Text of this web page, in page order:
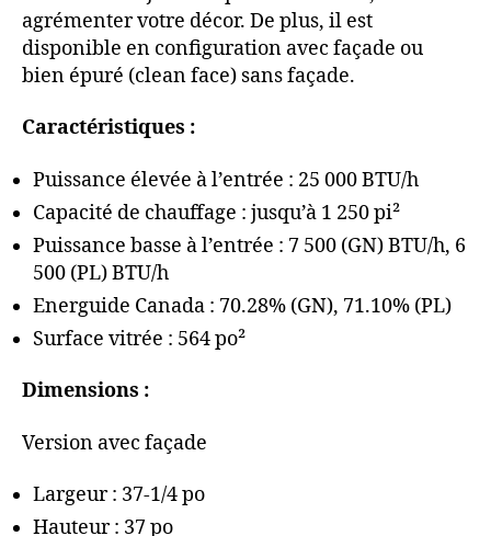
agrémenter votre décor. De plus, il est
disponible en configuration avec façade ou
bien épuré (clean face) sans façade.
Caractéristiques :
Puissance élevée à l’entrée : 25 000 BTU/h
Capacité de chauffage : jusqu’à 1 250 pi²
Puissance basse à l’entrée : 7 500 (GN) BTU/h, 6
500 (PL) BTU/h
Energuide Canada : 70.28% (GN), 71.10% (PL)
Surface vitrée : 564 po²
Dimensions :
Version avec façade
Largeur : 37-1/4 po
Hauteur : 37 po